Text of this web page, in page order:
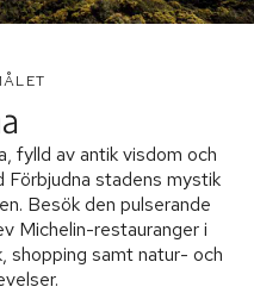
fylld av antik visdom och
Förbjudna stadens mystik
Besök den pulserande
Michelin-restauranger i
shopping samt natur- och